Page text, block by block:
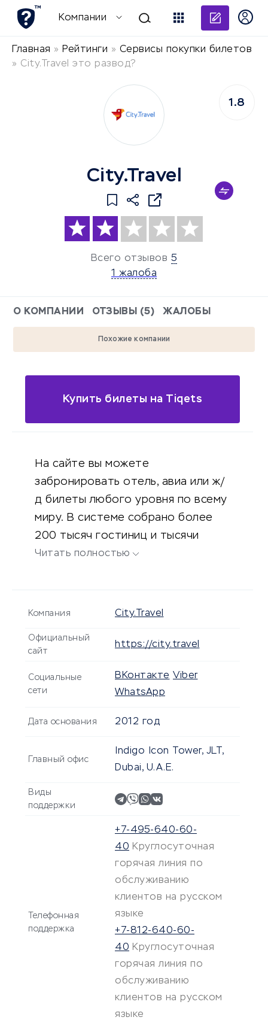
Компании
Главная » Рейтинги » Сервисы покупки билетов
» Сity.Travel это развод?
Сity.Travel
Всего отзывов 5
1 жалоба
1.8
О КОМПАНИИ ОТЗЫВЫ (5) ЖАЛОБЫ
Похожие компании
Купить билеты на Tiqets
На сайте вы можете
забронировать отель, авиа или ж/
д билеты любого уровня по всему
миру. В системе собрано более
200 тысяч гостиниц и тысячи
направлений для перелетов или
Читать полностью
Компания Сity.Travel
Официальный
сайт
https://city.travel
Социальные
сети
ВКонтакте Viber
WhatsApp
Дата основания 2012 год
Главный офис
Indigo Icon Tower, JLT,
Dubai, U.A.E.
Виды
поддержки
Телефонная
поддержка
+7-495-640-60-
40 Круглосуточная
горячая линия по
обслуживанию
клиентов на русском
языке
+7-812-640-60-
40 Круглосуточная
горячая линия по
обслуживанию
клиентов на русском
языке